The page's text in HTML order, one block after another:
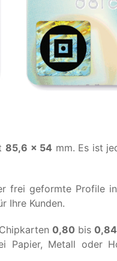
85,6 × 54 mm. Es ist
frei geformte Profile
Ihre Kunden.
0,80 bis
Metall oder